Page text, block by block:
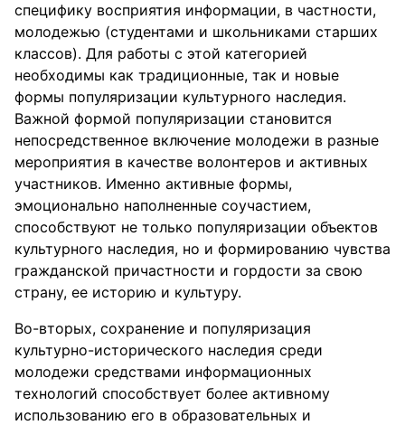
специфику восприятия информации, в частности,
молодежью (студентами и школьниками старших
классов). Для работы с этой категорией
необходимы как традиционные, так и новые
формы популяризации культурного наследия.
Важной формой популяризации становится
непосредственное включение молодежи в разные
мероприятия в качестве волонтеров и активных
участников. Именно активные формы,
эмоционально наполненные соучастием,
способствуют не только популяризации объектов
культурного наследия, но и формированию чувства
гражданской причастности и гордости за свою
страну, ее историю и культуру.
Во-вторых, сохранение и популяризация
культурно-исторического наследия среди
молодежи средствами информационных
технологий способствует более активному
использованию его в образовательных и